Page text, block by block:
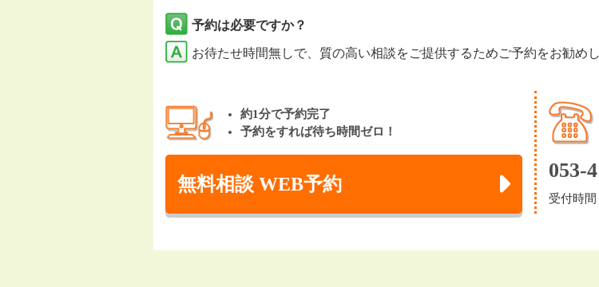
予約は必要ですか？
お待たせ時間無しで、質の高い相談をご提供するためご予約をお勧めし
約1分で予約完了
予約をすれば待ち時間ゼロ！
無料相談 WEB予約
053-
受付時